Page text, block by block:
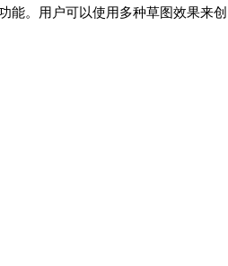
能。用户可以使用多种草图效果来创